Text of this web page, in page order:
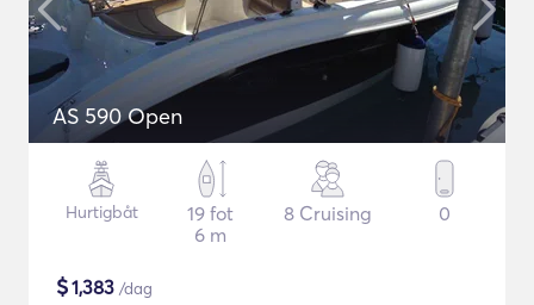
AS 590 Open
Hurtigbåt
19 fot
6 m
8 Cruising 0
$1,383 /dag